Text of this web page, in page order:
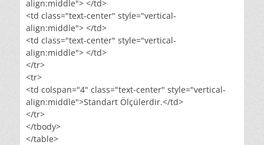
align:middle"> </td>
<td class="text-center" style="vertical-
align:middle"> </td>
<td class="text-center" style="vertical-
align:middle"> </td>
</tr>
<tr>
<td colspan="4" class="text-center" style="vertical-
align:middle">Standart Ölçülerdir.</td>
</tr>
</tbody>
</table>